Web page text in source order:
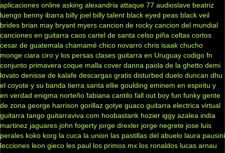
aplicaciones online asking alexandria attaque 77 audioslave beatriz
luengo benny ibarra billy joel billy talent black eyed peas black veil
brides brian may bryant myers cancion de rocky cancion del mundial
canciones en guitarra caos cartel de santa celso piña celtas cortos
cesar de guatemala chamamé chico novarro chris isaak chucho
monge ciara ciro y los persas clases guitarra en Uruguay codigo fn
conjunto primavera coque malla cover danna paola de la ghetto demi
lovato denisse de kalafe descargas gratis disturbed duelo duncan dhu
el coyote y su banda tierra santa ellie goulding eminem en espiritu y
en verdad enigma norteño fabiana cantilo fall out boy fun funky gente
de zona george harrison gorillaz gotye guaco guitarra electrica virtual
guitarra tango guitarraviva.com hoobastank hozier iggy azalea india
martinez jaguares john fogerty jorge drexler jorge negrete jose luis
perales koko korg la cuca la union las pastillas del abuelo laura pausini
lecciones leon gieco les paul los primos mx los ronaldos lucas arnau